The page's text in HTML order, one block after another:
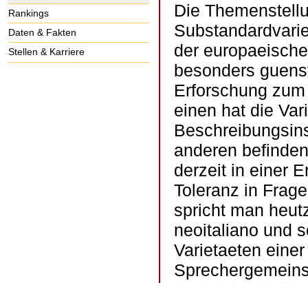
Rankings
Daten & Fakten
Stellen & Karriere
Die
der
besonders
Erforschung
einen hat die
anderen
derzeit in einer
Toleranz in
spricht man
neoitaliano und
Varietaeten